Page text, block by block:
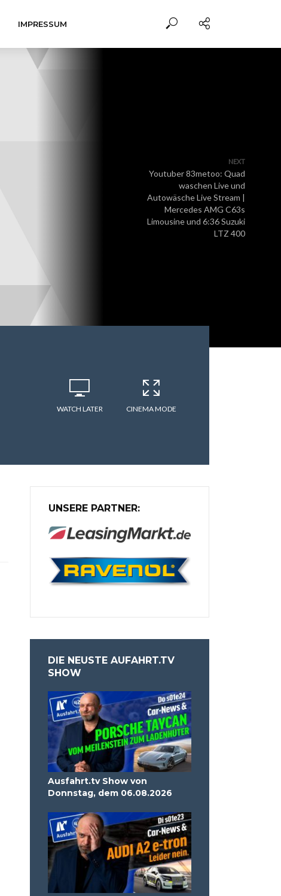
IMPRESSUM
NEXT
Youtuber 83metoo: Quad
waschen Live und
Autowäsche Live Stream |
Mercedes AMG C63s
Limousine und 6:36 Suzuki
LTZ 400
WATCH LATER CINEMA MODE
UNSERE PARTNER:
DIE NEUSTE AUFAHRT.TV
SHOW
Ausfahrt.tv Show von
Donnstag, dem 06.08.2026